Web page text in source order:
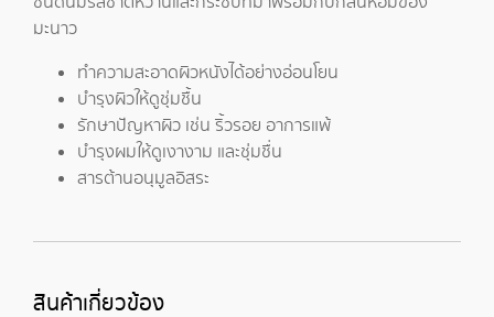
มะนาว
ทำความสะอาดผิวหนังได้อย่างอ่อนโยน
บำรุงผิวให้ดูชุ่มชื้น
รักษาปัญหาผิว เช่น ริ้วรอย อาการแพ้
บำรุงผมให้ดูเงางาม และชุ่มชื่น
สารต้านอนุมูลอิสระ
สินค้าเกี่ยวข้อง